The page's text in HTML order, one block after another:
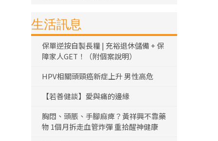
生活訊息
保單逆按自製長糧 | 充裕退休儲備 + 保
障家人GET！（附個案說明）
HPV相關頭頸癌新症上升 男性高危
【若善健談】愛與痛的邊緣
胸悶、頭脹、手腳麻痺？黃祥興不靠藥
物 1個月拆走血管炸彈 重拾醒神健康